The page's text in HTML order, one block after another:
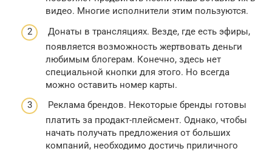
видео. Многие исполнители этим пользуются.
Донаты в трансляциях. Везде, где есть эфиры,
появляется возможность жертвовать деньги
любимым блогерам. Конечно, здесь нет
специальной кнопки для этого. Но всегда
можно оставить номер карты.
Реклама брендов. Некоторые бренды готовы
платить за продакт-плейсмент. Однако, чтобы
начать получать предложения от больших
компаний, необходимо достичь приличного